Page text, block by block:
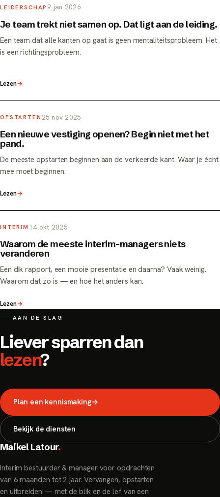
LEIDERSCHAP 9 jan 2026
Je team trekt niet samen op. Dat ligt aan de leiding.
Een team dat alle kanten op gaat is geen mentaliteitsprobleem. Het
is een richtingsprobleem.
Lezen→
OPSTARTEN 25 nov 2025
Een nieuwe vestiging openen? Begin niet met het
pand.
De meeste opstarten beginnen aan de verkeerde kant. Waar je écht
mee moet beginnen.
Lezen→
INTERIM 14 okt 2025
Waarom de meeste interim-managers niets
veranderen
Een dik rapport, een mooie presentatie en daarna? Vaak weinig.
Waarom dat zo is — en hoe het anders kan.
Lezen→
AAN DE SLAG
Liever sparren dan
lezen?
Plan een kennismaking→
Bekijk de diensten
Maikel Latour.
Interim bestuurder & manager voor opdrachten
van 6 maanden tot 2 jaar. Vervangen, opstarten
en uitbreiden — met de blik en de lef van een